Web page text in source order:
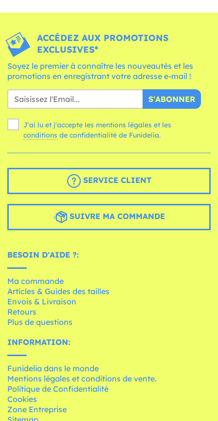
ACCÉDEZ AUX PROMOTIONS
EXCLUSIVES*
Soyez le premier à connaître les nouveautés et les
promotions en enregistrant votre adresse e-mail !
S'ABONNER
J'ai lu et j'accepte les mentions légales et les
conditions de confidentialité de Funidelia.
SERVICE CLIENT
SUIVRE MA COMMANDE
BESOIN D'AIDE ?:
Ma commande
Articles & Guides des tailles
Envois & Livraison
Retours
Plus de questions
INFORMATION:
Funidelia dans le monde
Mentions légales et conditions de vente.
Politique de Confidentialité
Cookies
Zone Entreprise